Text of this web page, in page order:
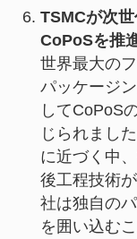
TSMCが次
CoPoSを推
世界最大の
パッケージ
してCoPoS
じられまし
に近づく中
後工程技術
社は独自の
を囲い込む